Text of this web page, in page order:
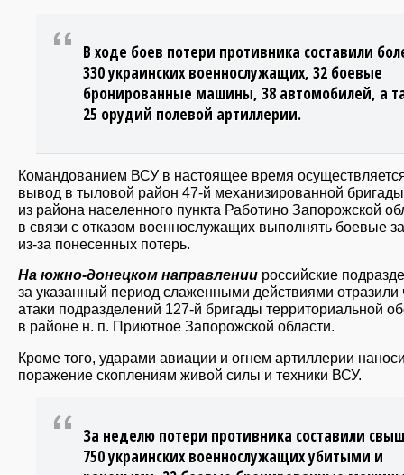
В ходе боев потери противника составили
330 украинских военнослужащих, 32 боевые
бронированные машины, 38 автомобилей, а
25 орудий полевой артиллерии.
Командованием ВСУ в настоящее время
вывод в тыловой район 47-й механизированной
из района населенного пункта Работино Запорожской
в связи с отказом военнослужащих выполнять боевые
из-за понесенных потерь.
На южно-донецком направлении российские
за указанный период слаженными действиями отразили
атаки подразделений 127-й бригады территориальной
в районе н. п. Приютное Запорожской области.
Кроме того, ударами авиации и огнем артиллерии
поражение скоплениям живой силы и техники ВСУ.
За неделю потери противника составили
750 украинских военнослужащих убитыми и